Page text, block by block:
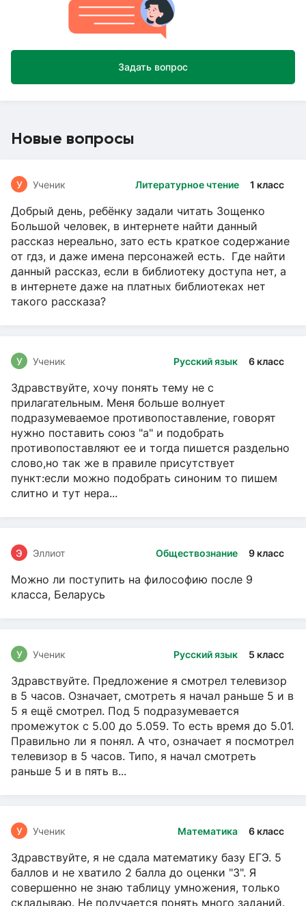
Задать вопрос
Новые вопросы
Литературное чтение 1 класс
У Ученик
Добрый день, ребёнку задали читать Зощенко
Большой человек, в интернете найти данный
рассказ нереально, зато есть краткое содержание
от гдз, и даже имена персонажей есть. Где найти
данный рассказ, если в библиотеку доступа нет, а
в интернете даже на платных библиотеках нет
такого рассказа?
Русский язык 6 класс
У Ученик
Здравствуйте, хочу понять тему не с
прилагательным. Меня больше волнует
подразумеваемое противопоставление, говорят
нужно поставить союз "а" и подобрать
противопоставляют ее и тогда пишется раздельно
слово,но так же в правиле присутствует
пункт:если можно подобрать синоним то пишем
слитно и тут нера...
Обществознание 9 класс
Э Эллиот
Можно ли поступить на философию после 9
класса, Беларусь
Русский язык 5 класс
У Ученик
Здравствуйте. Предложение я смотрел телевизор
в 5 часов. Означает, смотреть я начал раньше 5 и в
5 я ещё смотрел. Под 5 подразумевается
промежуток с 5.00 до 5.059. То есть время до 5.01.
Правильно ли я понял. А что, означает я посмотрел
телевизор в 5 часов. Типо, я начал смотреть
раньше 5 и в пять в...
Математика 6 класс
У Ученик
Здравствуйте, я не сдала математику базу ЕГЭ. 5
баллов и не хватило 2 балла до оценки "3". Я
совершенно не знаю таблицу умножения, только
складываю. Не получается понять много заданий.